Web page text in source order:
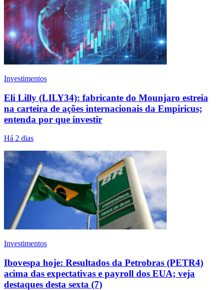
Investimentos
Eli Lilly (LILY34): fabricante do Mounjaro estreia
na carteira de ações internacionais da Empiricus;
entenda por que investir
Há 2 dias
Investimentos
Ibovespa hoje: Resultados da Petrobras (PETR4)
acima das expectativas e payroll dos EUA; veja
destaques desta sexta (7)